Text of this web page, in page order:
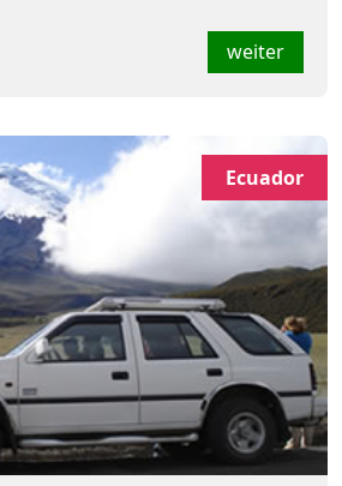
weiter
Ecuador